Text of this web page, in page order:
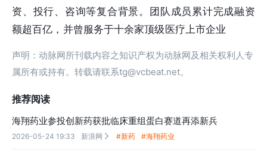
资、投行、咨询等复合背景。团队成员累计完成融资
额超百亿，并曾服务于十余家顶级医疗上市企业
声明：动脉网所刊载内容之知识产权为动脉网及相关权利人专
属所有或持有。转载请联系tg@vcbeat.net。
推荐阅读
海翔药业参投创新药获批临床重组蛋白赛道再添新兵
2026-05-24 19:33 新浪网  #新药 #海翔药业